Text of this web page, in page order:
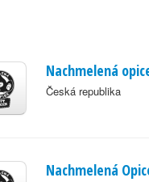
Nachmelená
Česká republika
Nachmelená